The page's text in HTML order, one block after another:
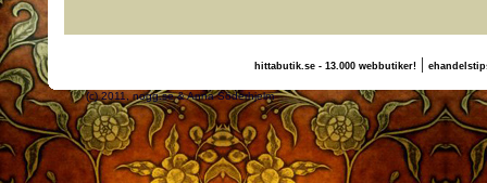
hittabutik.se - 13.000 webbutiker!|
(c) 2011, nogg.se & Anna Söderhjelm